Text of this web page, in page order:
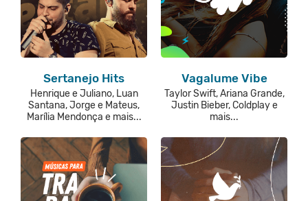
Sertanejo Hits
Henrique e Juliano, Luan
Santana, Jorge e Mateus,
Marília Mendonça e mais...
Vagalume Vibe
Taylor Swift, Ariana Grande,
Justin Bieber, Coldplay e
mais...